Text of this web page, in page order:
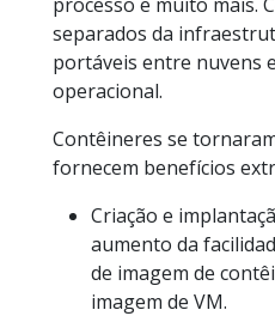
separados da
portáveis entre nuvens
operacional.
Contêineres se
fornecem benefícios
Criação e
aumento da
de imagem de
imagem de VM.